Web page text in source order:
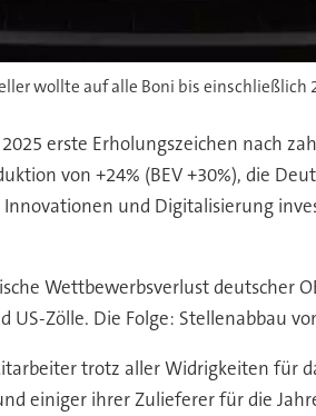
wollte auf alle Boni bis einschließlich
erste Erholungszeichen nach
von +24% (BEV +30%), die
und Digitalisierung
Wettbewerbsverlust deutscher
Zölle. Die Folge: Stellenabbau
trotz aller Widrigkeiten für
einiger ihrer Zulieferer für die